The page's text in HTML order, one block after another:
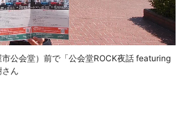
公会堂）前で「公会堂ROCK夜話 featuring
ん